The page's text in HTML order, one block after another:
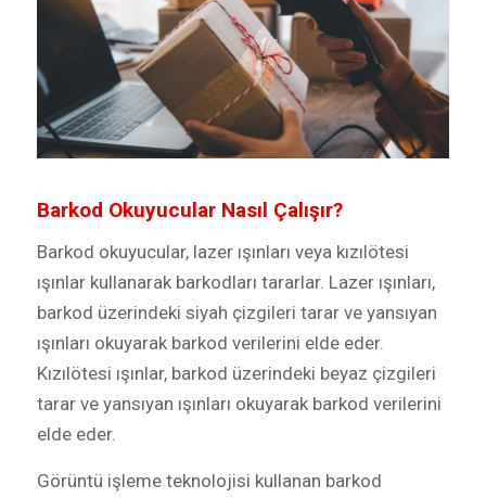
Barkod Okuyucular Nasıl Çalışır?
Barkod okuyucular, lazer ışınları veya kızılötesi
ışınlar kullanarak barkodları tararlar. Lazer ışınları,
barkod üzerindeki siyah çizgileri tarar ve yansıyan
ışınları okuyarak barkod verilerini elde eder.
Kızılötesi ışınlar, barkod üzerindeki beyaz çizgileri
tarar ve yansıyan ışınları okuyarak barkod verilerini
elde eder.
Görüntü işleme teknolojisi kullanan barkod